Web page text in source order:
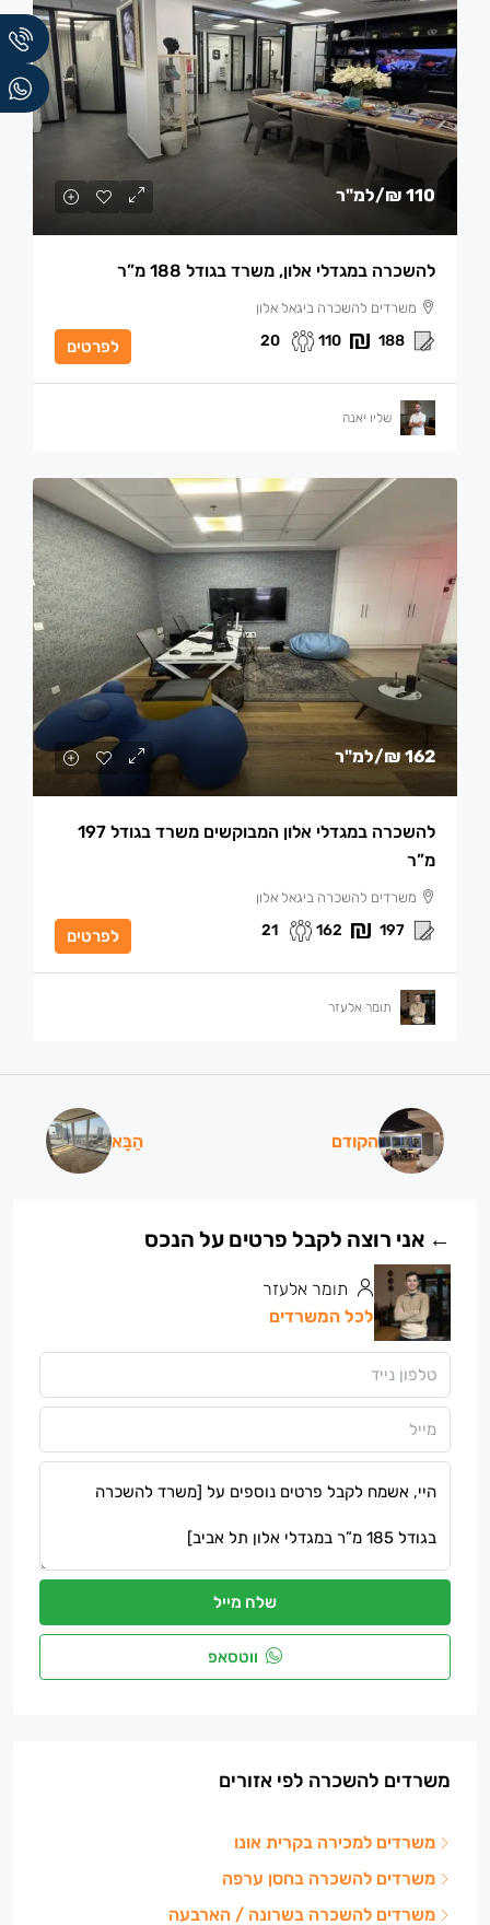
110 ₪ /למ"ר
להשכרה במגדלי אלון, משרד בגודל 188 מ”ר
משרדים להשכרה ביגאל אלון
188
110
20 לפרטים
שליו יאנה
162 ₪ /למ"ר
להשכרה במגדלי אלון המבוקשים משרד בגודל 197
מ”ר
משרדים להשכרה ביגאל אלון
197
162
21 לפרטים
תומר אלעזר
הקודם הַבָּא
תומר אלעזר
לכל המשרדים
שלח מייל
ווטסאפ
משרדים להשכרה לפי אזורים
משרדים למכירה בקרית אונו
משרדים להשכרה בחסן ערפה
משרדים להשכרה בשרונה / הארבעה